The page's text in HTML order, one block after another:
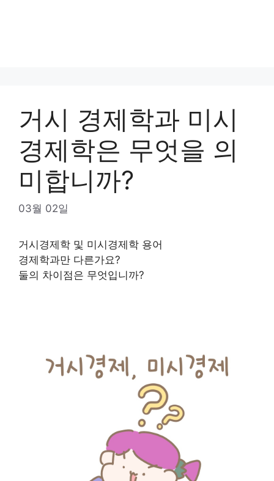
거시 경제학과 미시
경제학은 무엇을 의
미합니까?
03월 02일
거시경제학 및 미시경제학 용어
경제학과만 다른가요?
둘의 차이점은 무엇입니까?